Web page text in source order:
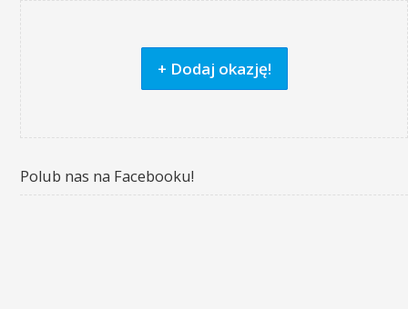
+ Dodaj okazję!
Polub nas na Facebooku!